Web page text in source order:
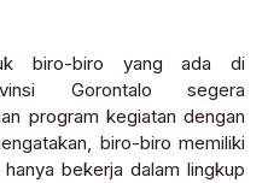
biro-biro yang ada di
Gorontalo segera
program kegiatan dengan
biro-biro memiliki
bekerja dalam lingkup